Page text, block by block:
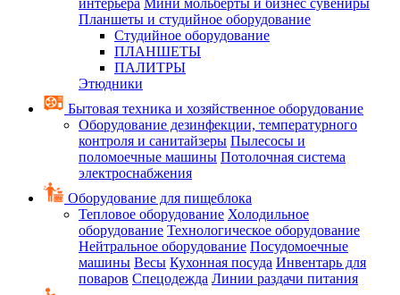
интерьера Мини мольберты и бизнес сувениры
Планшеты и студийное оборудование
Студийное оборудование
ПЛАНШЕТЫ
ПАЛИТРЫ
Этюдники
Бытовая техника и хозяйственное оборудование
Оборудование дезинфекции, температурного
контроля и санитайзеры Пылесосы и
поломоечные машины Потолочная система
электроснабжения
Оборудование для пищеблока
Тепловое оборудование Холодильное
оборудование Технологическое оборудование
Нейтральное оборудование Посудомоечные
машины Весы Кухонная посуда Инвентарь для
поваров Спецодежда Линии раздачи питания